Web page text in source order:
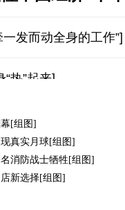
[组图]
真实月球[组图]
消防战士牺牲[组图]
新选择[组图]